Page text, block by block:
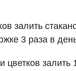
залить
3 раза в
цветков залить